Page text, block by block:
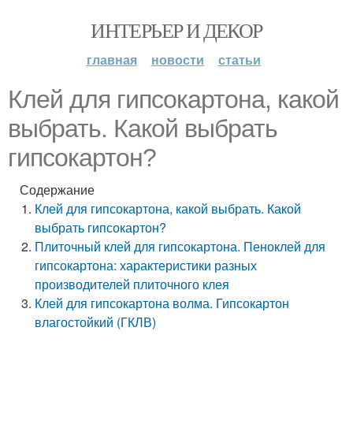
ИНТЕРЬЕР И ДЕКОР
главная новости статьи
Клей для гипсокартона, какой
выбрать. Какой выбрать
гипсокартон?
Содержание
Клей для гипсокартона, какой выбрать. Какой
выбрать гипсокартон?
Плиточный клей для гипсокартона. Пеноклей для
гипсокартона: характеристики разных
производителей плиточного клея
Клей для гипсокартона волма. Гипсокартон
влагостойкий (ГКЛВ)